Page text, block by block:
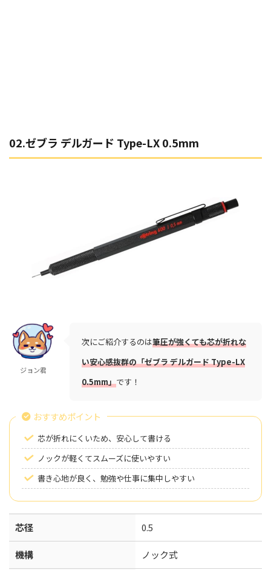
02.ゼブラ デルガード Type-LX 0.5mm
ジョン君
次にご紹介するのは筆圧が強くても芯が折れな
い安心感抜群の「ゼブラ デルガード Type-LX
0.5mm」です！
おすすめポイント
芯が折れにくいため、安心して書ける
ノックが軽くてスムーズに使いやすい
書き心地が良く、勉強や仕事に集中しやすい
芯径 0.5
機構 ノック式